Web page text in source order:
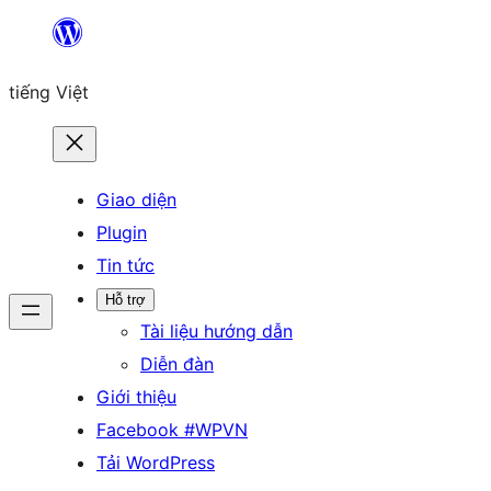
Chuyển
phần
tiếng Việt
Giao diện
Plugin
Tin tức
Hỗ trợ
Tài liệu hướng dẫn
Diễn đàn
Giới thiệu
Facebook #WPVN
Tải WordPress